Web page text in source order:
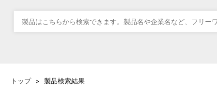
トップ > 製品検索結果